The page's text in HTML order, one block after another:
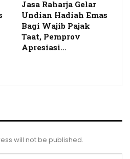
Jasa Raharja Gelar
Undian Hadiah Emas
Bagi Wajib Pajak
Taat, Pemprov
Apresiasi…
will not be published.